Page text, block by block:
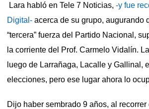
Lara habló en Tele 7 Noticias, -y fue
Digital- acerca de su grupo, augurando
“tercera” fuerza del Partido Nacional,
la corriente del Prof. Carmelo Vidalín.
luego de Larrañaga, Lacalle y Gallinal,
elecciones, pero ese lugar ahora lo
Dijo haber sembrado 9 años, al